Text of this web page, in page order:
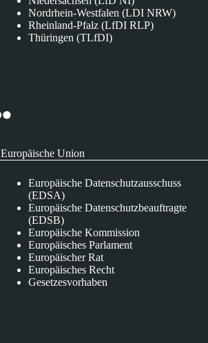
Nordrhein-Westfalen (LDI NRW)
Rheinland-Pfalz (LfDI RLP)
Thüringen (TLfDI)
Europäische Union
Europäische Datenschutzausschuss
(EDSA)
Europäische Datenschutzbeauftragte
(EDSB)
Europäische Kommission
Europäisches Parlament
Europäischer Rat
Europäisches Recht
Gesetzesvorhaben